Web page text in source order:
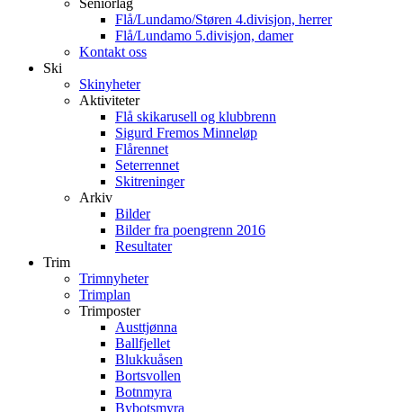
Seniorlag
Flå/Lundamo/Støren 4.divisjon, herrer
Flå/Lundamo 5.divisjon, damer
Kontakt oss
Ski
Skinyheter
Aktiviteter
Flå skikarusell og klubbrenn
Sigurd Fremos Minneløp
Flårennet
Seterrennet
Skitreninger
Arkiv
Bilder
Bilder fra poengrenn 2016
Resultater
Trim
Trimnyheter
Trimplan
Trimposter
Austtjønna
Ballfjellet
Blukkuåsen
Bortsvollen
Botnmyra
Bybotsmyra